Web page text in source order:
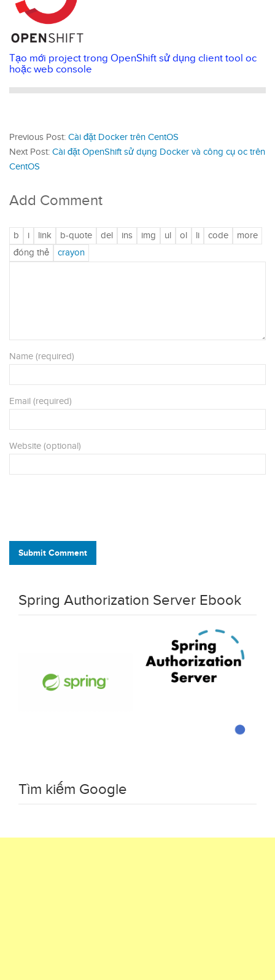
Tạo mới project trong OpenShift sử dụng client tool oc
hoặc web console
Previous Post: Cài đặt Docker trên CentOS
Next Post: Cài đặt OpenShift sử dụng Docker và công cụ oc trên
CentOS
Add Comment
Name (required)
Email (required)
Website (optional)
Submit Comment
Spring Authorization Server Ebook
Tìm kiếm Google